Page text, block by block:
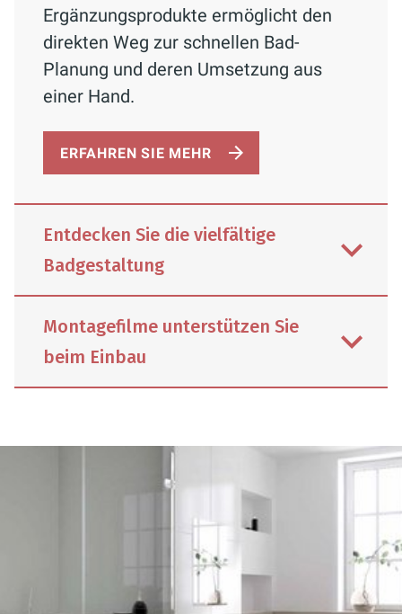
Ergänzungsprodukte ermöglicht den
direkten Weg zur schnellen Bad-
Planung und deren Umsetzung aus
einer Hand.
ERFAHREN SIE MEHR
Entdecken Sie die vielfältige
Badgestaltung
Fugenlose Nischen sowie elegante
als Inspiration in Form kurzer Clips zur
Verfügung. Kurz und knapp zeigt
Schedel kreative Ideen für große und
kleine Bäder. Darf es ein moderner
Materialmix sein oder soll das
Gästebad möglichst schnell und sauber
Montagefilme unterstützen Sie
beim Einbau
Jederzeit online abrufbar: als
Unterstützung für Profis vom Fach oder
als Anleitung für den couragierten
Semi-Profi zuhause. Schritt für Schritt
zeigen die Videos den einfachen
Aufbau der Schedel Produkte.